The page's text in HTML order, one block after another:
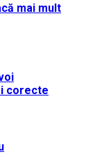
mai mult
corecte